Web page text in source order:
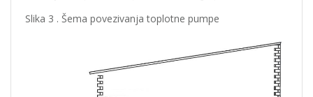
Slika 3 . Šema povezivanja toplotne pumpe